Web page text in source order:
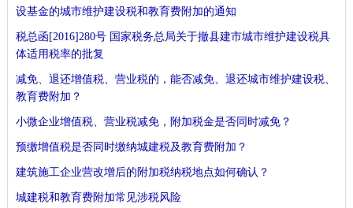
设基金的城市维护建设税和教育费附加的通知
税总函[2016]280号 国家税务总局关于撤县建市城市维护建设税具
体适用税率的批复
减免、退还增值税、营业税的，能否减免、退还城市维护建设税、
教育费附加？
小微企业增值税、营业税减免，附加税金是否同时减免？
预缴增值税是否同时缴纳城建税及教育费附加？
建筑施工企业营改增后的附加税纳税地点如何确认？
城建税和教育费附加常见涉税风险